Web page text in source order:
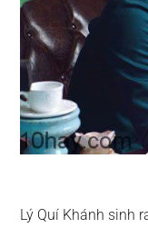
Lý Quí Khánh sinh